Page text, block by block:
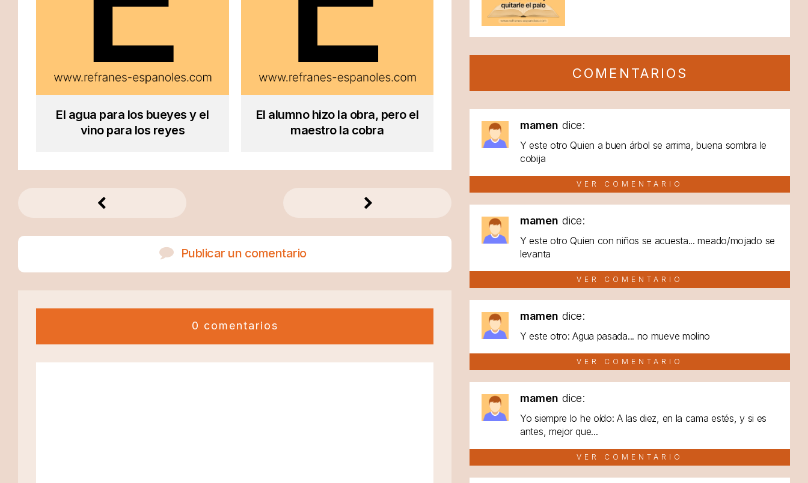
El agua para los bueyes y el
vino para los reyes
El alumno hizo la obra, pero el
maestro la cobra
Publicar un comentario
0 comentarios
COMENTARIOS
mamen dice:
Y este otro Quien a buen árbol se arrima, buena sombra le
cobija
VER COMENTARIO
mamen dice:
Y este otro Quien con niños se acuesta... meado/mojado se
levanta
VER COMENTARIO
mamen dice:
Y este otro: Agua pasada... no mueve molino
VER COMENTARIO
mamen dice:
Yo siempre lo he oído: A las diez, en la cama estés, y si es
antes, mejor que...
VER COMENTARIO